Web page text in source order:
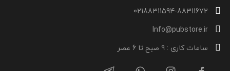
02188311594-88311672
Info@pubstore.ir
ساعات کاری : 9 صبح تا 6 عصر